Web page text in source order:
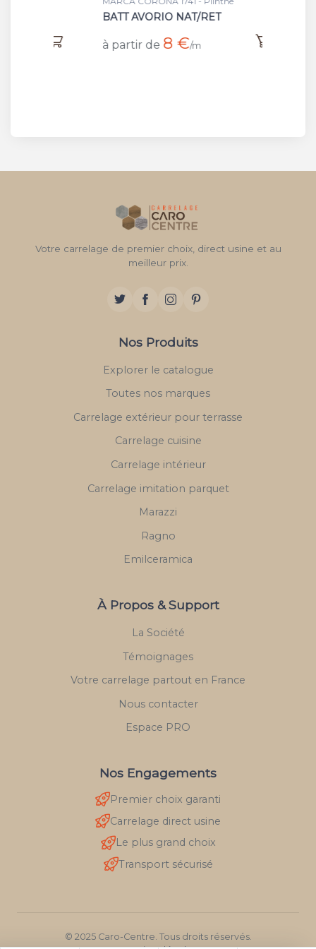
BATT AVORIO NAT/RET
à partir de 8 € /m
Votre carrelage de premier choix, direct usine et au
meilleur prix.
Nos Produits
Explorer le catalogue
Toutes nos marques
Carrelage extérieur pour terrasse
Carrelage cuisine
Carrelage intérieur
Carrelage imitation parquet
Marazzi
Ragno
Emilceramica
À Propos & Support
La Société
Témoignages
Votre carrelage partout en France
Nous contacter
Espace PRO
Nos Engagements
Premier choix garanti
Carrelage direct usine
Le plus grand choix
Transport sécurisé
© 2025 Caro-Centre. Tous droits réservés.